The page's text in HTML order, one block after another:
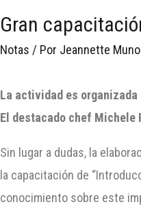
Gran
Notas / Por Jeannette
La actividad es
El destacado chef
Sin lugar a dudas, la
la capacitación de
conocimiento sobre este